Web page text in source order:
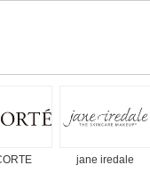
jane iredale